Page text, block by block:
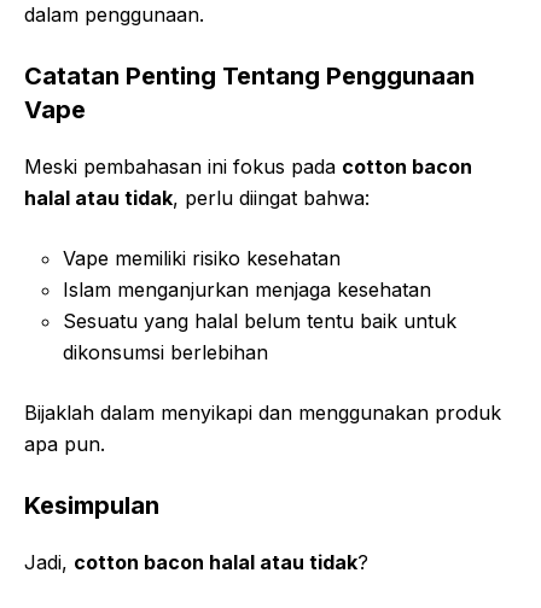
dalam penggunaan.
Catatan Penting Tentang Penggunaan
Vape
Meski pembahasan ini fokus pada cotton bacon
halal atau tidak, perlu diingat bahwa:
Vape memiliki risiko kesehatan
Islam menganjurkan menjaga kesehatan
Sesuatu yang halal belum tentu baik untuk
dikonsumsi berlebihan
Bijaklah dalam menyikapi dan menggunakan produk
apa pun.
Kesimpulan
Jadi, cotton bacon halal atau tidak?